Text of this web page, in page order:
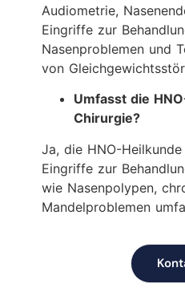
Audiometrie,
Eingriffe zur
Nasenproblemen und
von
Umfasst die
Chirurgie?
Ja, die HNO-
Eingriffe zur
wie Nasenpolypen,
Mandelproblemen